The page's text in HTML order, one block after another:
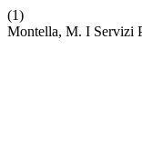
(1)
Montella, M. I Servizi